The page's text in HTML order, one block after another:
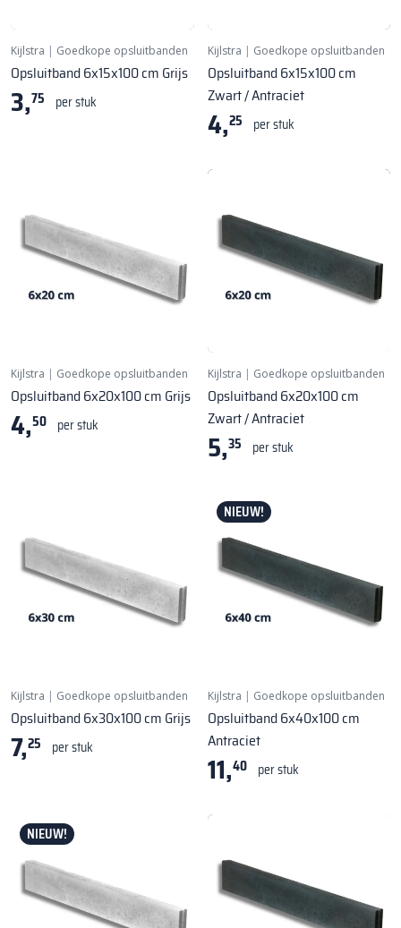
Kijlstra | Goedkope opsluitbanden
Opsluitband 6x15x100 cm Grijs
3,75 per stuk
Kijlstra | Goedkope opsluitbanden
Opsluitband 6x15x100 cm
Zwart / Antraciet
4,25 per stuk
Kijlstra | Goedkope opsluitbanden
Opsluitband 6x20x100 cm Grijs
4,50 per stuk
Kijlstra | Goedkope opsluitbanden
Opsluitband 6x20x100 cm
Zwart / Antraciet
5,35 per stuk
Kijlstra | Goedkope opsluitbanden
Opsluitband 6x30x100 cm Grijs
7,25 per stuk
NIEUW!
Kijlstra | Goedkope opsluitbanden
Opsluitband 6x40x100 cm
Antraciet
11,40 per stuk
NIEUW!